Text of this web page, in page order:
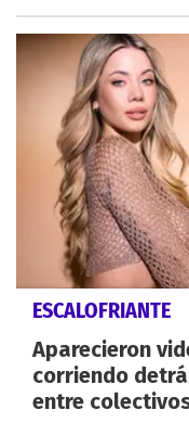
ESCALOFRIANTE
Aparecieron
corriendo
entre